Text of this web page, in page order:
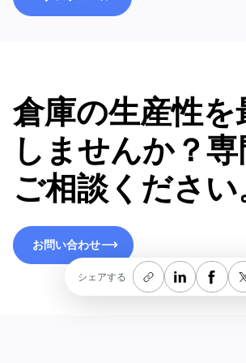
倉庫の生産性を
しませんか？
ご相談ください
お問い合わせ
お問い合わせ
シェアする